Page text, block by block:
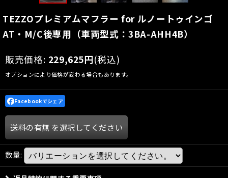
TEZZOプレミアムマフラー for ルノートゥインゴ
AT・M/C後専用（車両型式：3BA-AHH4B）
販売価格: 229,625円(税込)
オプションにより価格が変わる場合もあります。
Facebookでシェア
送料の有無 を選択してください
数量: